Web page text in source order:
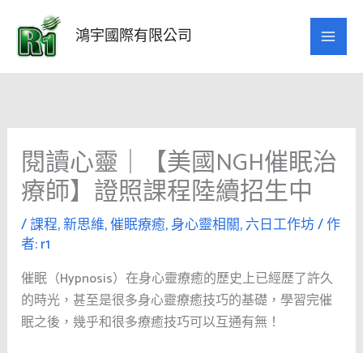
要
鴻宇國際有限公司
閱讀心靈｜【美國NGH催眠治
療師】證照課程陸續招生中
/課程,新思維,催眠療癒,身心靈相關,六日工作坊/ 作
者:r1
催眠（Hypnosis）在身心靈療癒的歷史上已經歷了許久
的時光，甚至是很多身心靈療癒技巧的基礎，學習完催
眠之後，幾乎和很多療癒技巧可以互通有無！